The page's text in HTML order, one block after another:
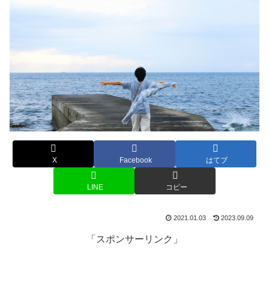
X Facebook はてブ
LINE コピー
2021.01.03 2023.09.09
「スポンサーリンク」